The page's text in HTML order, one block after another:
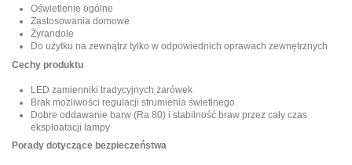
Oświetlenie ogólne
Zastosowania domowe
Żyrandole
Do użytku na zewnątrz tylko w odpowiednich oprawach zewnętrznych
Cechy produktu
LED zamienniki tradycyjnych żarówek
Brak możliwości regulacji strumienia świetlnego
Dobre oddawanie barw (Ra 80) i stabilność braw przez cały czas
eksploatacji lampy
Porady dotyczące bezpieczeństwa